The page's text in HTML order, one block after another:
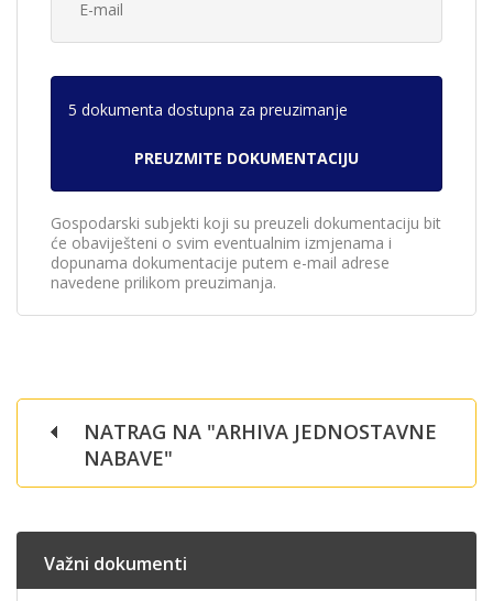
5 dokumenta dostupna za preuzimanje
Gospodarski subjekti koji su preuzeli dokumentaciju bit
će obaviješteni o svim eventualnim izmjenama i
dopunama dokumentacije putem e-mail adrese
navedene prilikom preuzimanja.
NATRAG NA "ARHIVA JEDNOSTAVNE
NABAVE"
Važni dokumenti